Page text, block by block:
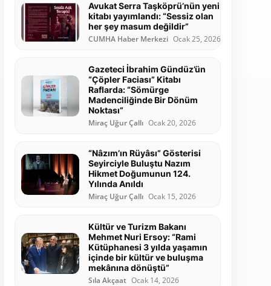
Avukat Serra Taşköprü’nün yeni
kitabı yayımlandı: “Sessiz olan
her şey masum değildir”
CUMHA Haber Merkezi Ocak 25, 2026
Gazeteci İbrahim Gündüz’ün
“Çöpler Faciası” Kitabı
Raflarda: “Sömürge
Madenciliğinde Bir Dönüm
Noktası”
Miraç Uğur Çallı Ocak 20, 2026
“Nâzım’ın Rüyâsı” Gösterisi
Seyirciyle Buluştu Nazım
Hikmet Doğumunun 124.
Yılında Anıldı
Miraç Uğur Çallı Ocak 15, 2026
Kültür ve Turizm Bakanı
Mehmet Nuri Ersoy: “Rami
Kütüphanesi 3 yılda yaşamın
içinde bir kültür ve buluşma
mekânına dönüştü”
Sıla Akçaat Ocak 14, 2026